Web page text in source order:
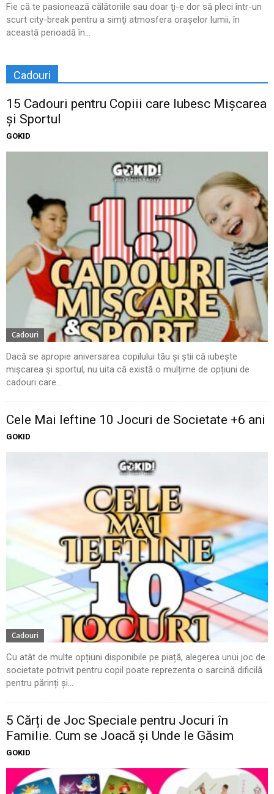
Fie că te pasionează călătoriile sau doar ţi-e dor să pleci într-un
scurt city-break pentru a simţi atmosfera oraşelor lumii, în
această perioadă în...
Cadouri
15 Cadouri pentru Copiii care Iubesc Mișcarea
și Sportul
GOKID
Cadouri
Dacă se apropie aniversarea copilului tău și știi că iubește
mișcarea și sportul, nu uita că există o mulțime de opțiuni de
cadouri care...
Cele Mai Ieftine 10 Jocuri de Societate +6 ani
GOKID
Cadouri
Cu atât de multe opțiuni disponibile pe piață, alegerea unui joc de
societate potrivit pentru copil poate reprezenta o sarcină dificilă
pentru părinți și...
5 Cărți de Joc Speciale pentru Jocuri în
Familie. Cum se Joacă și Unde le Găsim
GOKID